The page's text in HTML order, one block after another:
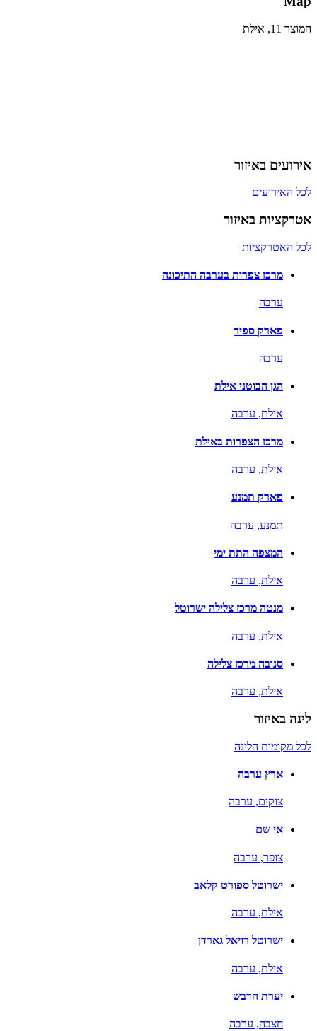
המוצר 11, אילת
אירועים באיזור
לכל האירועים
אטרקציות באיזור
לכל האטרקציות
מרכז צפרות בערבה התיכונה
ערבה
פארק ספיר
ערבה
הגן הבוטני אילת
אילת, ערבה
מרכז הצפרות באילת
אילת, ערבה
פארק תמנע
תמנע, ערבה
המצפה התת ימי
אילת, ערבה
מנטה מרכז צלילה ישרוטל
אילת, ערבה
סנובה מרכז צלילה
אילת, ערבה
לינה באיזור
לכל מקומות הלינה
ארץ ערבה
צוקים, ערבה
אי שם
צופר, ערבה
ישרוטל ספורט קלאב
אילת, ערבה
ישרוטל רויאל גארדן
אילת, ערבה
יערת הדבש
חצבה, ערבה